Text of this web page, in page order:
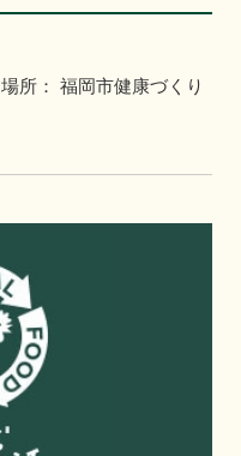
所： 福岡市健康づくり